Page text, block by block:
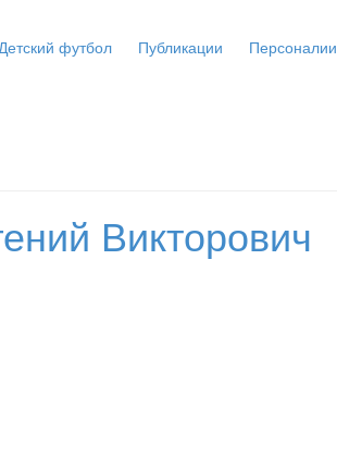
футбол Публикации Персоналии
Викторович